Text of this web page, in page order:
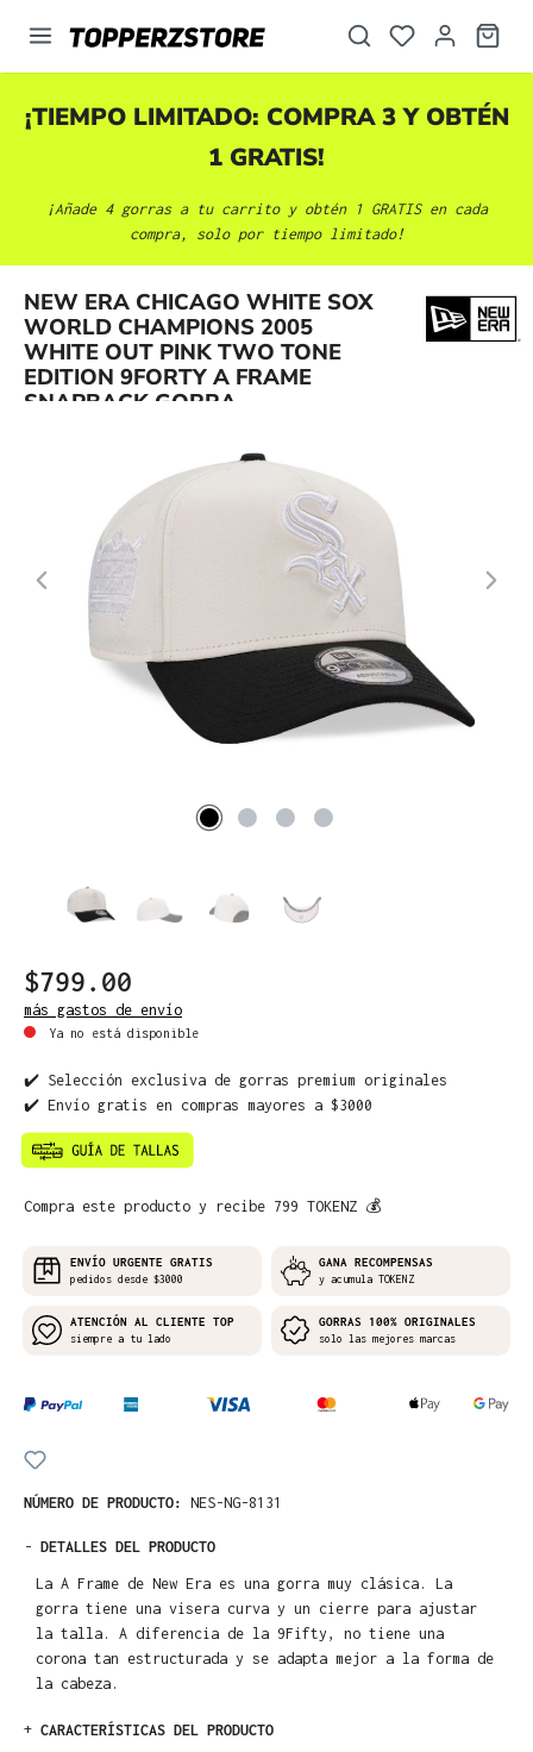
principal
¡TIEMPO LIMITADO: COMPRA 3 Y OBTÉN
1 GRATIS!
¡Añade 4 gorras a tu carrito y obtén 1 GRATIS en cada
compra, solo por tiempo limitado!
NEW ERA CHICAGO WHITE SOX
WORLD CHAMPIONS 2005
WHITE OUT PINK TWO TONE
EDITION 9FORTY A FRAME
SNAPBACK GORRA
Omitir galería de imágenes
$799.00
más gastos de envío
Ya no está disponible
✔️ Selección exclusiva de gorras premium originales
✔️ Envío gratis en compras mayores a $3000
Compra este producto y recibe 799 TOKENZ 💰
ENVÍO URGENTE GRATIS
pedidos desde $3000
GANA RECOMPENSAS
y acumula TOKENZ
ATENCIÓN AL CLIENTE TOP
siempre a tu lado
GORRAS 100% ORIGINALES
solo las mejores marcas
NÚMERO DE PRODUCTO: NES-NG-8131
- DETALLES DEL PRODUCTO
La A Frame de New Era es una gorra muy clásica. La
gorra tiene una visera curva y un cierre para ajustar
la talla. A diferencia de la 9Fifty, no tiene una
corona tan estructurada y se adapta mejor a la forma de
la cabeza.
+ CARACTERÍSTICAS DEL PRODUCTO